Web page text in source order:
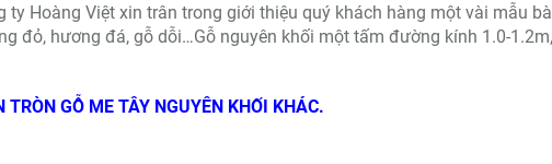
Hoàng Việt xin trân trong giới thiệu quý khách hàng một vài mẫu
đỏ, hương đá, gỗ dỗi…Gỗ nguyên khối một tấm đường kính 1.0-1.2m,
GỖ ME TÂY NGUYÊN KHỐI KHÁC.